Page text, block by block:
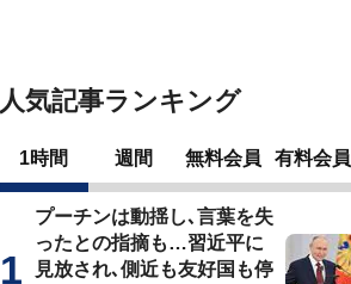
人気記事ランキング
1時間 週間 無料会員 有料会員
プーチンは動揺し､言葉を失
ったとの指摘も…習近平に
見放され､側近も友好国も停